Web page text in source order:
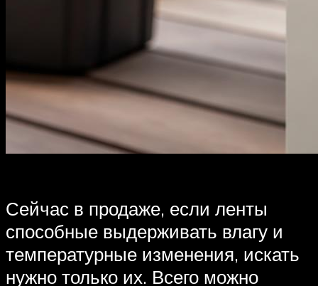
Сейчас в продаже, если ленты
способные выдерживать влагу и
температурные изменения, искать
нужно только их. Всего можно